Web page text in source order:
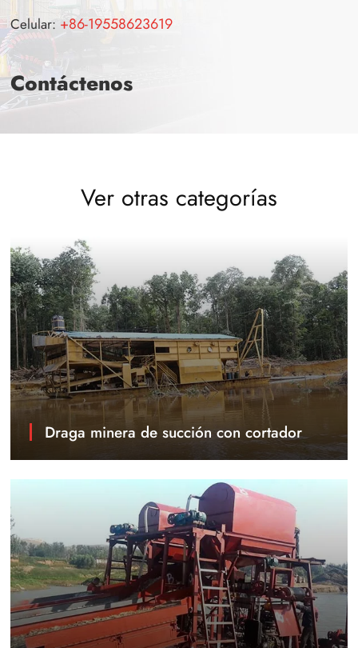
Celular: +86-19558623619
Contáctenos
Ver otras categorías
Draga minera de succión con cortador